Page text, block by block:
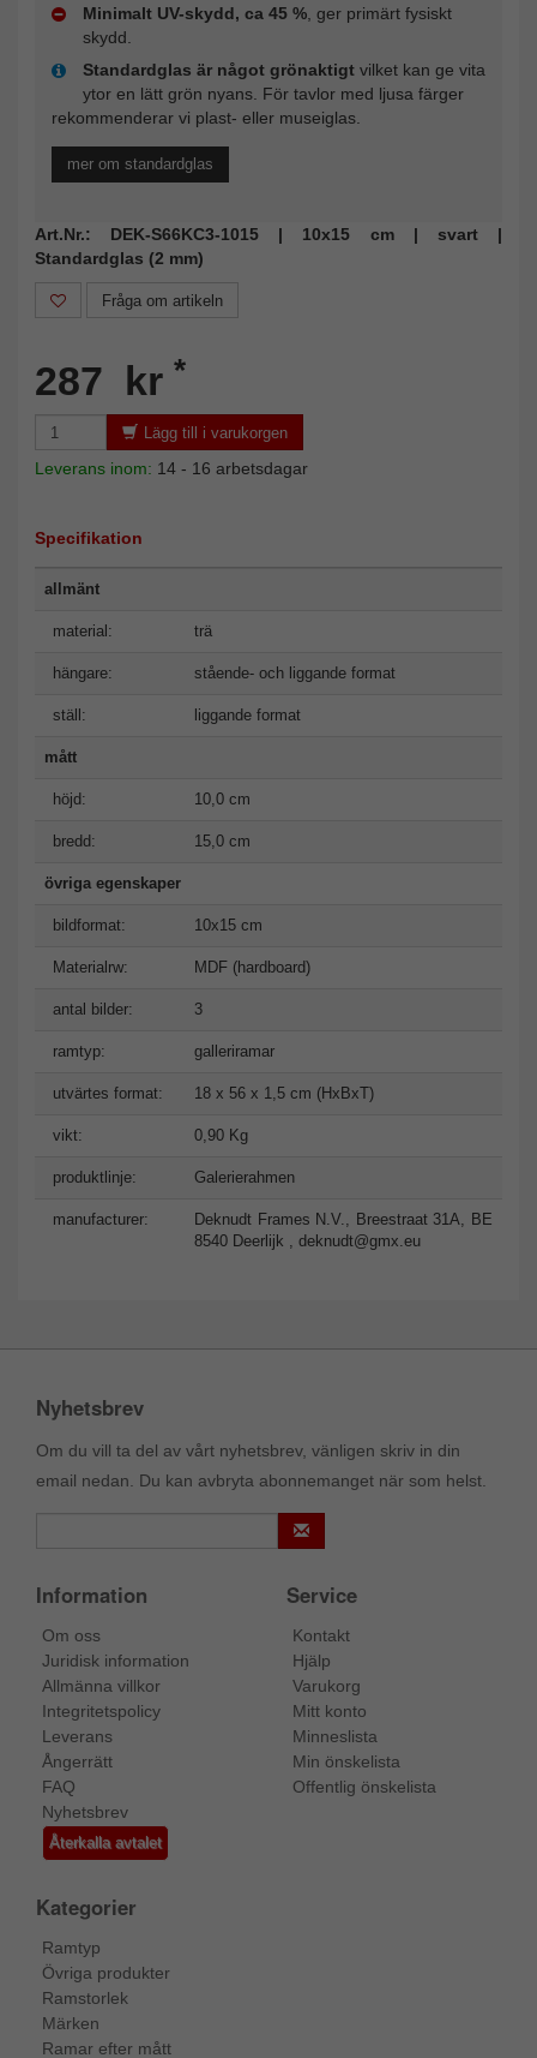
Minimalt UV-skydd, ca 45 %, ger primärt fysiskt
skydd.
Standardglas är något grönaktigt vilket kan ge vita
ytor en lätt grön nyans. För tavlor med ljusa färger
rekommenderar vi plast- eller museiglas.
mer om standardglas
Art.Nr.: DEK-S66KC3-1015 | 10x15 cm | svart |
Standardglas (2 mm)
Fråga om artikeln
287 kr *
Lägg till i varukorgen
Leverans inom: 14 - 16 arbetsdagar
Specifikation
allmänt
material: trä
hängare: stående- och liggande format
ställ: liggande format
mått
höjd: 10,0 cm
bredd: 15,0 cm
övriga egenskaper
bildformat: 10x15 cm
Materialrw: MDF (hardboard)
antal bilder: 3
ramtyp: galleriramar
utvärtes format: 18 x 56 x 1,5 cm (HxBxT)
vikt: 0,90 Kg
produktlinje: Galerierahmen
manufacturer:
Deknudt Frames N.V., Breestraat 31A, BE
8540 Deerlijk , deknudt@gmx.eu
Nyhetsbrev
Om du vill ta del av vårt nyhetsbrev, vänligen skriv in din
email nedan. Du kan avbryta abonnemanget när som helst.
Information
Om oss
Juridisk information
Allmänna villkor
Integritetspolicy
Leverans
Ångerrätt
FAQ
Nyhetsbrev
Återkalla avtalet
Service
Kontakt
Hjälp
Varukorg
Mitt konto
Minneslista
Min önskelista
Offentlig önskelista
Kategorier
Ramtyp
Övriga produkter
Ramstorlek
Märken
Ramar efter mått